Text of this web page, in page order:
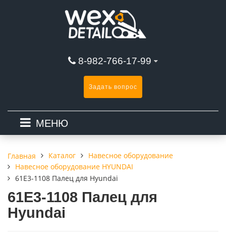
8-982-766-17-99
Задать вопрос
МЕНЮ
Главная Каталог
Навесное оборудование
Навесное оборудование HYUNDAI
61E3-1108 Палец для Hyundai
61E3-1108 Палец для
Hyundai